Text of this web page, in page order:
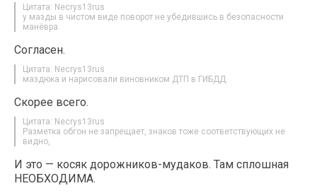
Цитата: Necrys13rus
у мазды в чистом виде поворот не убедившись в безопасности
манёвра.
Согласен.
Цитата: Necrys13rus
маздюка и нарисовали виновником ДТП в ГИБДД.
Скорее всего.
Цитата: Necrys13rus
Разметка обгон не запрещает, знаков тоже соответствующих не
видно,
И это — косяк дорожников-мудаков. Там сплошная
НЕОБХОДИМА.